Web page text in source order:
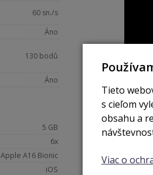
60 sn./s
Áno
130 bodů
Áno
5 GB
6x
Apple A16 Bionic
iOS
Tieto
s cieľom
obsahu a
Viac o